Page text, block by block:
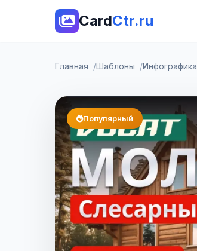
CardCtr.ru
Главная Шаблоны Инфографика
Популярный